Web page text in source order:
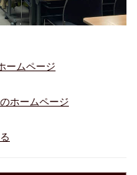
ームページ
ホームページ